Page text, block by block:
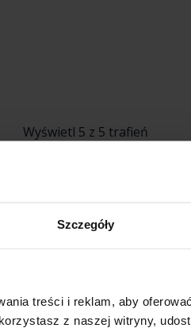
Szczegóły
treści i reklam, aby
z naszej witryny,
Wyświetl 5 z 5 trafień
Mercedes CLA